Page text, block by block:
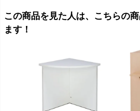
この商品を見た人は、こちらの
ます！